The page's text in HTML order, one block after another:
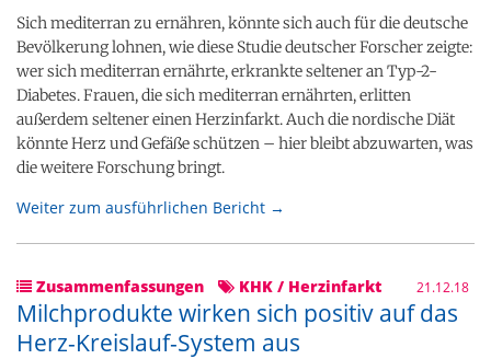
Sich mediterran zu ernähren, könnte sich auch für die deutsche
Bevölkerung lohnen, wie diese Studie deutscher Forscher zeigte:
wer sich mediterran ernährte, erkrankte seltener an Typ-2-
Diabetes. Frauen, die sich mediterran ernährten, erlitten
außerdem seltener einen Herzinfarkt. Auch die nordische Diät
könnte Herz und Gefäße schützen – hier bleibt abzuwarten, was
die weitere Forschung bringt.
Weiter zum ausführlichen Bericht →
Zusammenfassungen KHK / Herzinfarkt 21.12.18
Milchprodukte wirken sich positiv auf das
Herz-Kreislauf-System aus